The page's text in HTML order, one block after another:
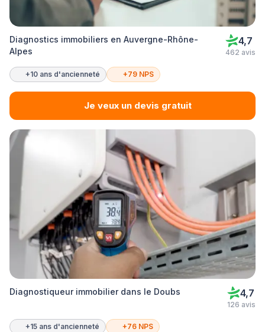
Diagnostics immobiliers en Auvergne-Rhône-
Alpes
4,7
462 avis
+10 ans d'ancienneté +79 NPS
Je veux un devis gratuit
Diagnostiqueur immobilier dans le Doubs 4,7
126 avis
+15 ans d'ancienneté +76 NPS